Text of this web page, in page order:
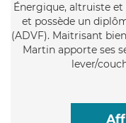
Énergique, altruiste et
et possède un
(ADVF). Maitrisant
Martin apporte ses
lever/